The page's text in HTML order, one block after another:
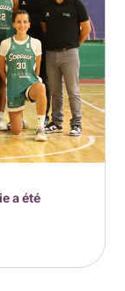
a été